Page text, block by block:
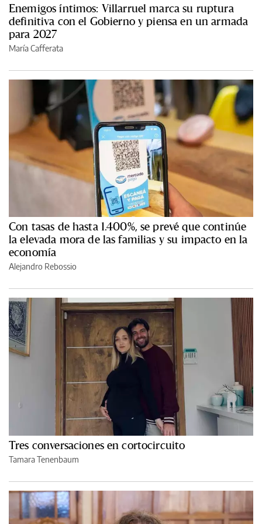
Enemigos íntimos: Villarruel marca su ruptura
definitiva con el Gobierno y piensa en un armada
para 2027
María Cafferata
Con tasas de hasta 1.400%, se prevé que continúe
la elevada mora de las familias y su impacto en la
economía
Alejandro Rebossio
Tres conversaciones en cortocircuito
Tamara Tenenbaum